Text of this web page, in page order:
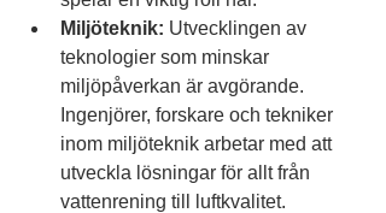
Miljöteknik: Utvecklingen av
teknologier som minskar
miljöpåverkan är avgörande.
Ingenjörer, forskare och tekniker
inom miljöteknik arbetar med att
utveckla lösningar för allt från
vattenrening till luftkvalitet.